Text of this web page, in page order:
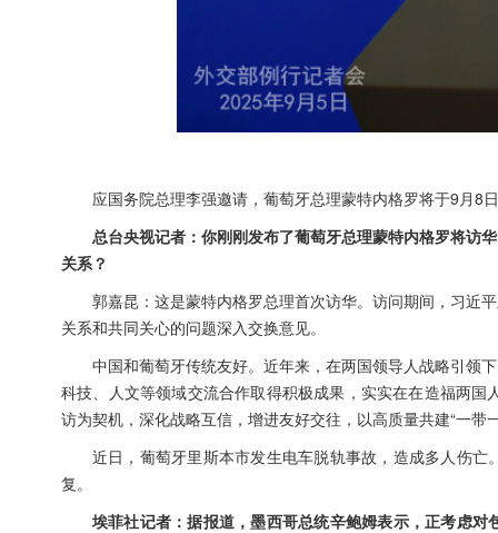
应国务院总理李强邀请，葡萄牙总理蒙特内格罗将于9月8
总台央视记者：你刚刚发布了葡萄牙总理蒙特内格罗将访
关系？
郭嘉昆：这是蒙特内格罗总理首次访华。访问期间，习近
关系和共同关心的问题深入交换意见。
中国和葡萄牙传统友好。近年来，在两国领导人战略引领
科技、人文等领域交流合作取得积极成果，实实在在造福两
访为契机，深化战略互信，增进友好交往，以高质量共建“一
近日，葡萄牙里斯本市发生电车脱轨事故，造成多人伤
复。
埃菲社记者：据报道，墨西哥总统辛鲍姆表示，正考虑